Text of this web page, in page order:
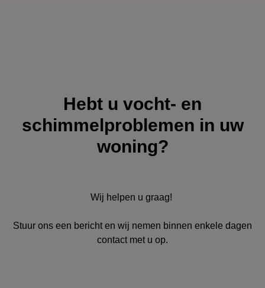
Hebt u vocht- en
schimmelproblemen in uw
woning?
Wij helpen u graag!
Stuur ons een bericht en wij nemen binnen enkele dagen
contact met u op.